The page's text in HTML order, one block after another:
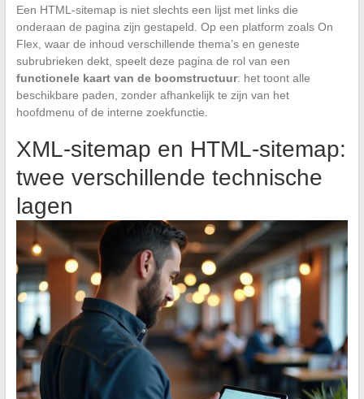
Een HTML-sitemap is niet slechts een lijst met links die
onderaan de pagina zijn gestapeld. Op een platform zoals On
Flex, waar de inhoud verschillende thema’s en geneste
subrubrieken dekt, speelt deze pagina de rol van een
functionele kaart van de boomstructuur: het toont alle
beschikbare paden, zonder afhankelijk te zijn van het
hoofdmenu of de interne zoekfunctie.
XML-sitemap en HTML-sitemap:
twee verschillende technische
lagen